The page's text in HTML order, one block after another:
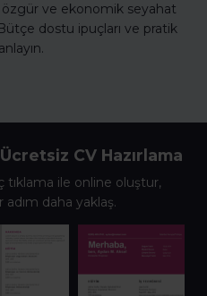
özgür ve ekonomik seyahat
dostu ipuçları ve pratik
CV Hazırlama
tıklama ile online oluştur,
daha yaklaş.